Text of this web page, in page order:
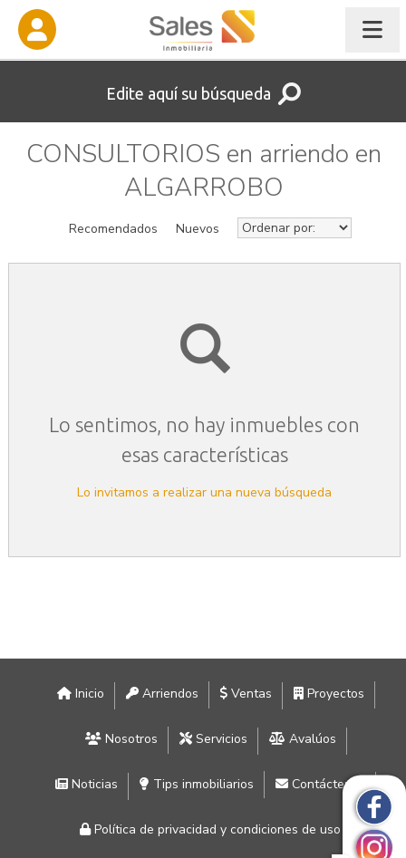
Edite aquí su búsqueda
CONSULTORIOS en arriendo en
ALGARROBO
Recomendados Nuevos
Lo sentimos, no hay inmuebles con
esas características
Lo invitamos a realizar una nueva búsqueda
Inicio Arriendos Ventas Proyectos
Nosotros Servicios Avalúos
Noticias Tips inmobiliarios Contáctenos
Política de privacidad y condiciones de uso